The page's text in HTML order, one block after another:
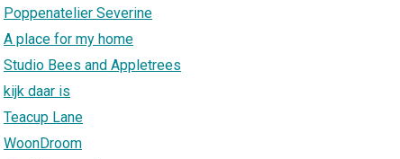
Poppenatelier Severine
A place for my home
Studio Bees and Appletrees
kijk daar is
Teacup Lane
WoonDroom